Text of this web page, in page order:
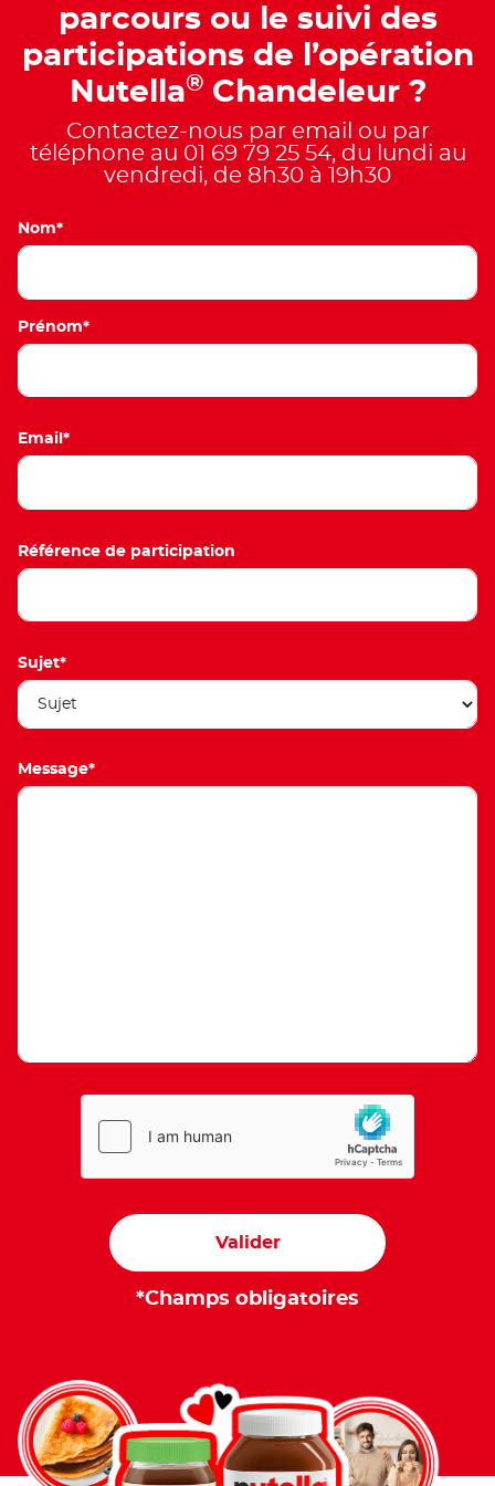
Nom*
Prénom*
Email*
Référence de participation
Sujet*
Message*
Valider
*Champs obligatoires
parcours ou le suivi des
participations de l’opération
Nutella®Chandeleur ?
Contactez-nous par email ou par
téléphone au 01 69 79 25 54, du lundi au
vendredi, de 8h30 à 19h30